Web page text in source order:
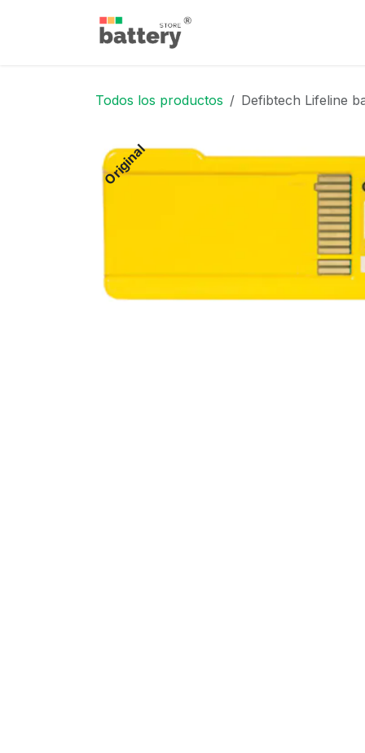
Todos los productos Defibtech Lifeline
Original